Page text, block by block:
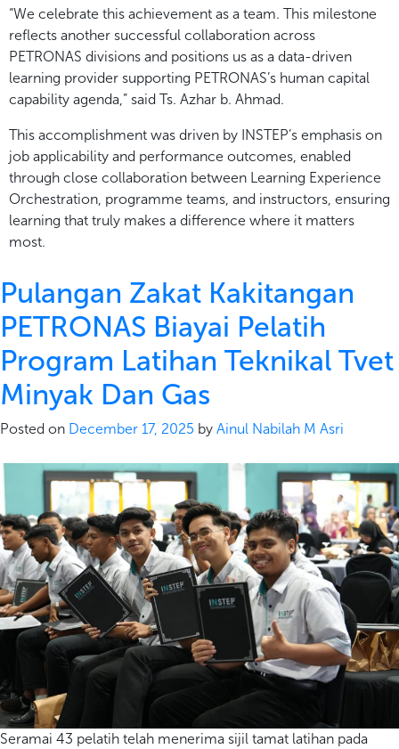
“We celebrate this achievement as a team. This milestone
reflects another successful collaboration across
PETRONAS divisions and positions us as a data-driven
learning provider supporting PETRONAS’s human capital
capability agenda,” said Ts. Azhar b. Ahmad.
This accomplishment was driven by INSTEP’s emphasis on
job applicability and performance outcomes, enabled
through close collaboration between Learning Experience
Orchestration, programme teams, and instructors, ensuring
learning that truly makes a difference where it matters
most.
Pulangan Zakat Kakitangan
PETRONAS Biayai Pelatih
Program Latihan Teknikal Tvet
Minyak Dan Gas
Posted on December 17, 2025 by Ainul Nabilah M Asri
Seramai 43 pelatih telah menerima sijil tamat latihan pada